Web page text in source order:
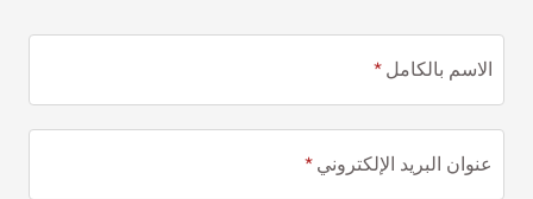
الاسم بالكامل
عنوان البريد الإلكتروني